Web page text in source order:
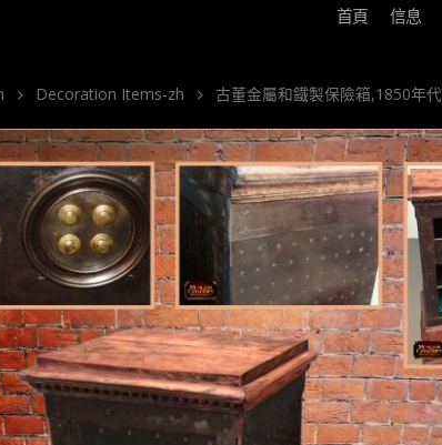
首頁 信息
Decoration Items-zh 古董金屬和鐵製保險箱,1850年代